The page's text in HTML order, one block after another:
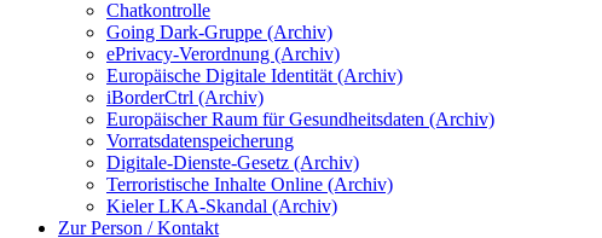
Chatkontrolle
Going Dark-Gruppe (Archiv)
ePrivacy-Verordnung (Archiv)
Europäische Digitale Identität (Archiv)
iBorderCtrl (Archiv)
Europäischer Raum für Gesundheitsdaten (Archiv)
Vorratsdatenspeicherung
Digitale-Dienste-Gesetz (Archiv)
Terroristische Inhalte Online (Archiv)
Kieler LKA-Skandal (Archiv)
Zur Person / Kontakt